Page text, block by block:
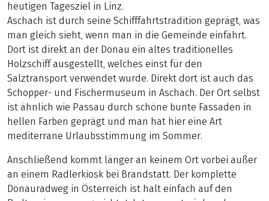
heutigen Tagesziel in Linz.
Aschach ist durch seine Schifffahrtstradition geprägt, was
man gleich sieht, wenn man in die Gemeinde einfährt.
Dort ist direkt an der Donau ein altes traditionelles
Holzschiff ausgestellt, welches einst für den
Salztransport verwendet wurde. Direkt dort ist auch das
Schopper- und Fischermuseum in Aschach. Der Ort selbst
ist ähnlich wie Passau durch schöne bunte Fassaden in
hellen Farben geprägt und man hat hier eine Art
mediterrane Urlaubsstimmung im Sommer.
Anschließend kommt länger an keinem Ort vorbei außer
an einem Radlerkiosk bei Brandstatt. Der komplette
Donauradweg in Österreich ist halt einfach auf den